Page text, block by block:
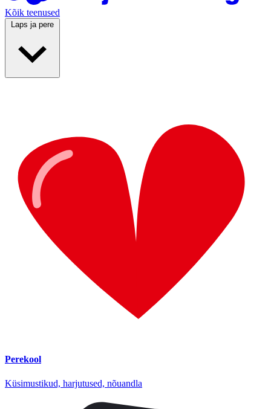
Kõik teenused
Laps ja pere
Perekool
Küsimustikud, harjutused, nõuandla